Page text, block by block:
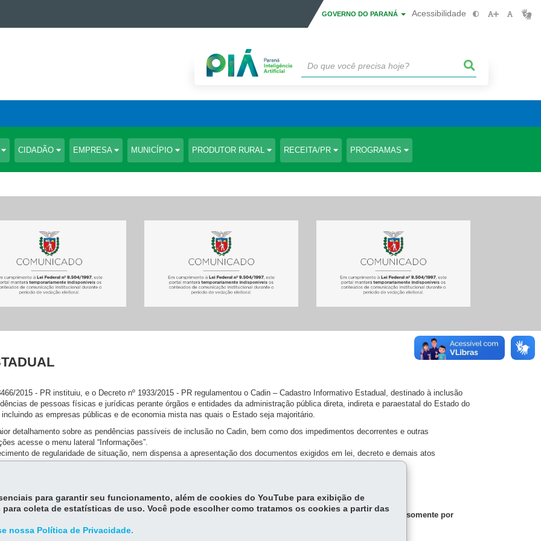
GOVERNO DO PARANÁ Acessibilidade
CIDADÃO EMPRESA MUNICÍPIO PRODUTOR RURAL RECEITA/PR PROGRAMAS
2015 - PR instituiu, e o Decreto nº 1933/2015 - PR regulamentou o Cadin – Cadastro Informativo Estadual, destinado à inclusão
de pessoas físicas e jurídicas perante órgãos e entidades da administração pública direta, indireta e paraestatal do Estado do
incluindo as empresas públicas e de economia mista nas quais o Estado seja majoritário.
detalhamento sobre as pendências passíveis de inclusão no Cadin, bem como dos impedimentos decorrentes e outras
acesse o menu lateral “Informações”.
de regularidade de situação, nem dispensa a apresentação dos documentos exigidos em lei, decreto e demais atos
obtidas em Legislação e Perguntas e Respostas ou com o Serviço de Atendimento ao Cidadão – SAC.
utilize o botão "Consulta Detalhada".
via telefone para informar inclusão ou alteração de status. As comunicações oficiais do Cadin ocorrem somente por
de serviços públicos ou por e-mail oficial.
para garantir seu funcionamento, além de cookies do YouTube para exibição de
coleta de estatísticas de uso. Você pode escolher como tratamos os cookies a partir das
nossa Política de Privacidade.